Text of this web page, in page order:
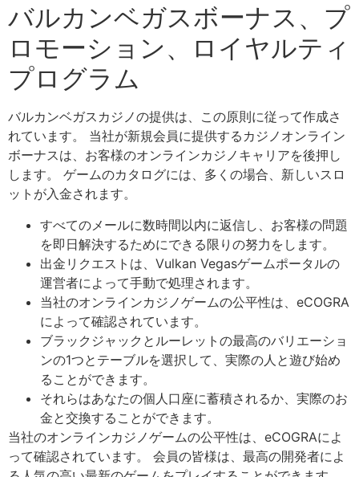
バルカンベガスボ​​ーナス、プ
ロモーション、ロイヤルティ
プログラム
バルカンベガスカジノの提供は、この原則に従って作成さ
れています。 当社が新規会員に提供するカジノオンライン
ボーナスは、お客様のオンラインカジノキャリアを後押し
します。 ゲームのカタログには、多くの場合、新しいスロ
ットが入金されます。
すべてのメールに数時間以内に返信し、お客様の問題
を即日解決するためにできる限りの努力をします。
出金リクエストは、Vulkan Vegasゲームポータルの
運営者によって手動で処理されます。
当社のオンラインカジノゲームの公平性は、eCOGRA
によって確認されています。
ブラックジャックとルーレットの最高のバリエーショ
ンの1つとテーブルを選択して、実際の人と遊び始め
ることができます。
それらはあなたの個人口座に蓄積されるか、実際のお
金と交換することができます。
当社のオンラインカジノゲームの公平性は、eCOGRAによ
って確認されています。 会員の皆様は、最高の開発者によ